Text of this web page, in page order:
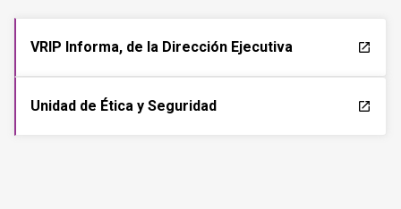
VRIP Informa, de la Dirección Ejecutiva launch
Unidad de Ética y Seguridad launch